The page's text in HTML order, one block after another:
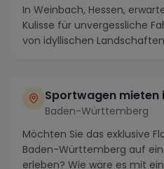
In Weinbach, Hessen,
Kulisse für unvergessliche
von idyllischen
Sportwagen mieten
Baden-Württemberg
Möchten Sie das exklusive
Baden-Württemberg auf
erleben? Wie wäre es mit